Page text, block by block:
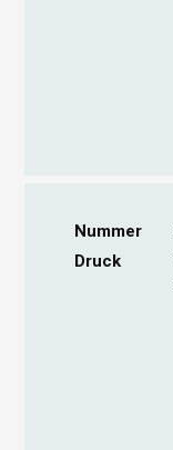
Nummer
Druck